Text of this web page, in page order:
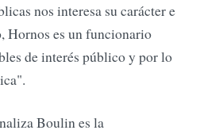
nos interesa su carácter e
Hornos es un funcionario
de interés público y por lo
Boulin es la